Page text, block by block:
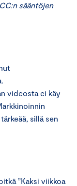
sääntöjen
videosta ei käy
sillä sen
”Kaksi viikkoa